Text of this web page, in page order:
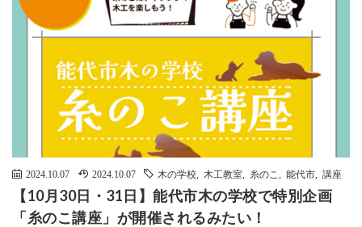
2024.10.07 2024.10.07 木の学校 木工教室 糸のこ 能代市 講座
【10月30日・31日】能代市木の学校で特別企画
「糸のこ講座」が開催されるみたい！